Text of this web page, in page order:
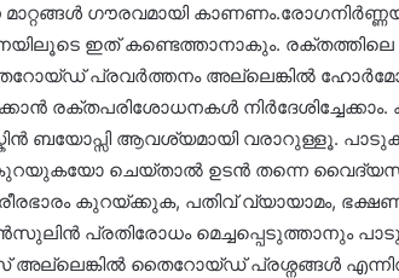
മാറ്റങ്ങൾ ഗൗരവമായി
ഇത് കണ്ടെത്താനാകും.
പ്രവർത്തനം അല്ലെങ്കിൽ
രക്തപരിശോധനകൾ
ബയോപ്സി ആവശ്യമായി വരാറുള്ളൂ.
കുറയുകയോ ചെയ്താൽ ഉടൻ തന്നെ
കുറയ്ക്കുക, പതിവ് വ്യായാമം,
പ്രതിരോധം മെച്ചപ്പെടുത്താനും
അല്ലെങ്കിൽ തൈറോയ്ഡ് പ്രശ്നങ്ങൾ